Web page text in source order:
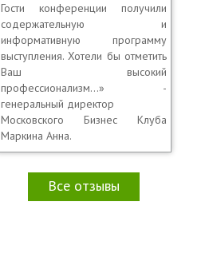
Гости конференции получили
содержательную и
информативную программу
выступления. Хотели бы отметить
Ваш высокий
профессионализм…» -
генеральный директор
Московского Бизнес Клуба
Маркина Анна.
Все отзывы